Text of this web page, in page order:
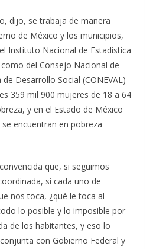
dijo, se trabaja de manera
de México y los municipios,
Instituto Nacional de Estadística
del Consejo Nacional de
Desarrollo Social (CONEVAL)
359 mil 900 mujeres de 18 a 64
y en el Estado de México
encuentran en pobreza
que, si seguimos
si cada uno de
nos toca, ¿qué le toca al
lo posible y lo imposible por
de los habitantes, y eso lo
con Gobierno Federal y